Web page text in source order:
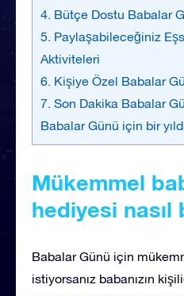
4. Bütçe Dostu Babalar
5. Paylaşabileceğiniz
Aktiviteleri
6. Kişiye Özel Babalar
7. Son Dakika Babalar
Babalar Günü için bir
Mükemmel
hediyesi nasıl
Babalar Günü için
istiyorsanız babanızın